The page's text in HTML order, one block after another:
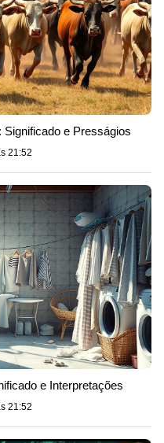
e Presságios
21:52
e Interpretações
21:52